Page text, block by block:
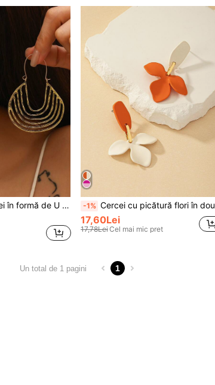
1 pereche de cercei în formă de U cu model geometric retro exagerat, cercei unici și eleganți pentru femei
-1% Cercei cu picătură flori în două tonuri Valentine, Mama, Mama, Ziua Mamei, Cadou
17,60Lei
17,78LeiCel mai mic pret
Un total de 1 pagini 1